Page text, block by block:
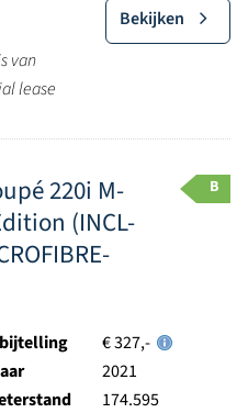
van
lease
Bekijken
220i M-
(INCL-
B
€ 327,-
2021
174.595